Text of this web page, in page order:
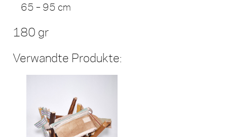
65 – 95 cm
180 gr
Verwandte Produkte: